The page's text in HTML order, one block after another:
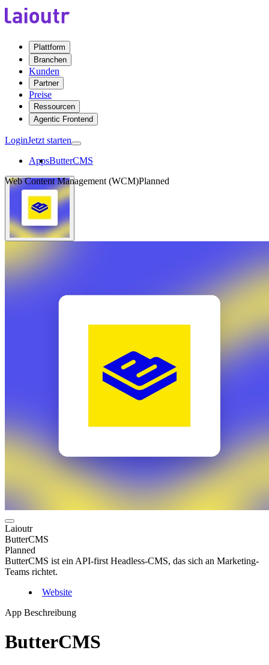
Plattform
Branchen
Kunden
Partner
Preise
Ressourcen
Agentic Frontend
LoginJetzt starten
AppsButterCMS
Web Content Management (WCM)Planned
Laioutr
ButterCMS
Planned
ButterCMS ist ein API-first Headless-CMS, das sich an Marketing-
Teams richtet.
Website
App Beschreibung
ButterCMS